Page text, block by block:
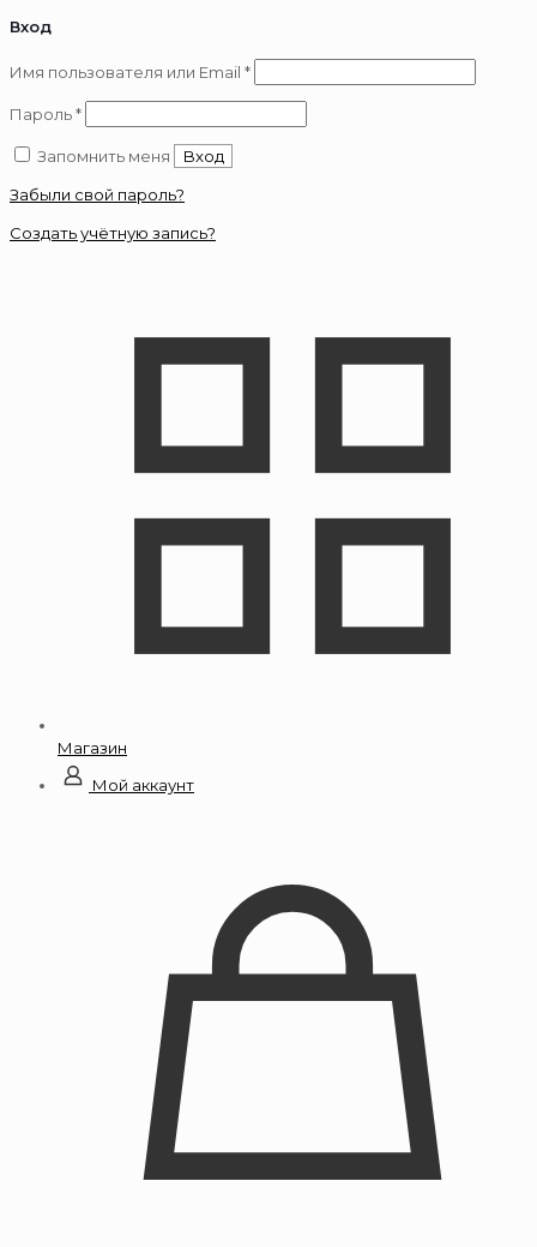
Вход
Имя пользователя или Email *Обязательно
Пароль*Обязательно
Запомнить меня
Вход
Забыли свой пароль?
Создать учётную запись?
Магазин
Мой аккаунт